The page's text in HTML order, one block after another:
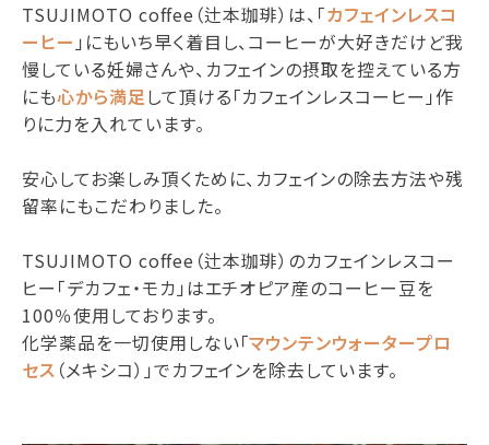
TSUJIMOTO coffee（辻本珈琲）は、「カフェインレスコ
ーヒー 」にもいち早く着目し、コーヒーが大好きだけど我
慢している妊婦さんや、カフェインの摂取を控えている方
にも心から満足して頂ける「カフェインレスコーヒー」作
りに力を入れています。
安心してお楽しみ頂くために、カフェインの除去方法や残
留率にもこだわりました。
TSUJIMOTO coffee（辻本珈琲）のカフェインレスコー
ヒー「デカフェ・モカ」はエチオピア産のコーヒー豆を
100％使用しております。
化学薬品を一切使用しない「マウンテンウォータープロ
セス （メキシコ）」でカフェインを除去しています。